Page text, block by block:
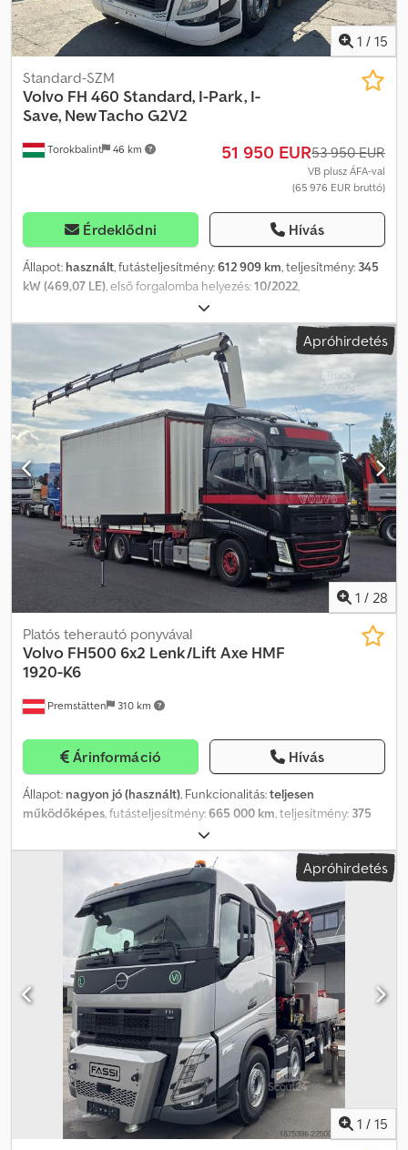
1 / 15
Torokbalint 46 km
Standard-SZM
Volvo FH 460 Standard, I-Park, I-
Save, New Tacho G2V2
51 950 EUR53 950 EUR
VB plusz ÁFA-val
(65 976 EUR bruttó)
Érdeklődni Hívás
Állapot: használt, futásteljesítmény:612 909 km, teljesítmény: 345
kW (469,07 LE), első forgalomba helyezés:10/2022,
, tengelyelrendezés:
szín:fehér, vezetőfülke:alvófülke, hajtástípus:automata,
, Gyártási év:2022, Felszereltség:ABS,
AdBlue, EBS (Elektronikus fékrendszer), elektromos
ablakemelő, hűtőszekrény, ködlámpák, központi zár,
légkondicionálás, légterelő, légzsák, második
üzemanyagtartály, tempomat, = További opciók és tartozékok =
- Tetőspoiler - Klímaberendezés Dwjdpfxezgt H Us Agxoa -
Rádió/CD lejátszó - Tolótető - Alvófülke - Oldalszoknyák -
Napellenző lap = Megjegyzések = Volvo FH460 Standard 2022 10-
2022 Fehér YV2RTY0A4PB401478 612 909 km I-Park, I-Save, új
G2V2 tachográf = További információk = Első tengely:
kormányzott Motortérfogat: 12 777 ccm Saját tömeg: 8 036 kg
Terhelhetőség: 9 964 kg Megengedett össztömeg (zGG): 18 000
kg Műszaki vizsga (APK): érvényes 2026/10-ig
Apróhirdetés
1 / 28
Premstätten 310 km
Platós teherautó ponyvával
Volvo FH500 6x2 Lenk/Lift Axe HMF
1920-K6
Árinformáció Hívás
Állapot: nagyon jó (használt), Funkcionalitás:teljesen
működőképes , futásteljesítmény:665 000 km , teljesítmény: 375
, első forgalomba helyezés:
üzemanyagtípus:dízel, saját tömeg:10 210 kg, maximális
, össztömeg:26 500 kg
, tengelyelrendezés:
, üzemanyag:dízel, szín:fekete, vezetőfülke:
hajtástípus:automata, kibocsátási osztály:Euro 6c, felfüggesztés:
acél-levegő , Gyártási év:2019 , Felszereltség:ABS, EBS
(Elektronikus fékrendszer), daru, elektronikus stabilitásprogram
(ESP), kipörgésgátló, légkondicionálás, légzsák, navigációs
rendszer, parkolóklíma, retarder, szervokormány, teherautó
regisztráció, tempomat, állófűtés, ülésfűtés, KIVÁLÓ ÁLLAPOTÚ!!!
AZONNAL ÁTVÉTELRE KÉSZ!!! Dedpfxsztmg Ie Agxswa VOLVO FH
500 6x2, kormányozható és emelő tengellyel Cserélhető alváz,
konténerfelépítménnyel és leszerelhető rakodókarral. Rakodókar:
HMF 1920K RCS - K6, 6-szoros hidraulikus kinyúlás + 1-szeres
mechanikus kinyúlás, távirányítóval.
Apróhirdetés
1 / 15